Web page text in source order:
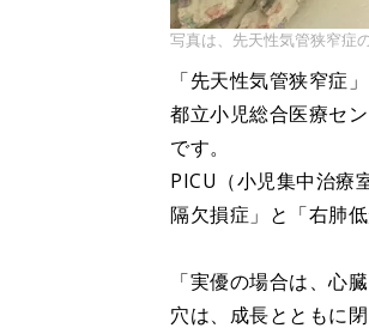
写真は、先天性気管狭窄症
「先天性気管狭窄症
都立小児総合医療セ
です。
PICU（小児集中治療
隔欠損症」と「右肺
「実優の場合は、心
穴は、成長とともに